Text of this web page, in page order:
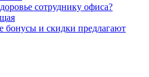
сотруднику офиса?